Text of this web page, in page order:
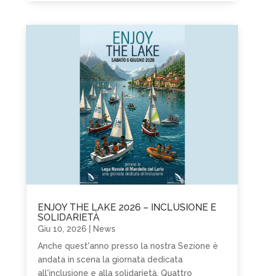
ENJOY THE LAKE 2026 – INCLUSIONE E
SOLIDARIETÀ
Giu 10, 2026
News
Anche quest'anno presso la nostra Sezione è
andata in scena la giornata dedicata
all'inclusione e alla solidarietà. Quattro